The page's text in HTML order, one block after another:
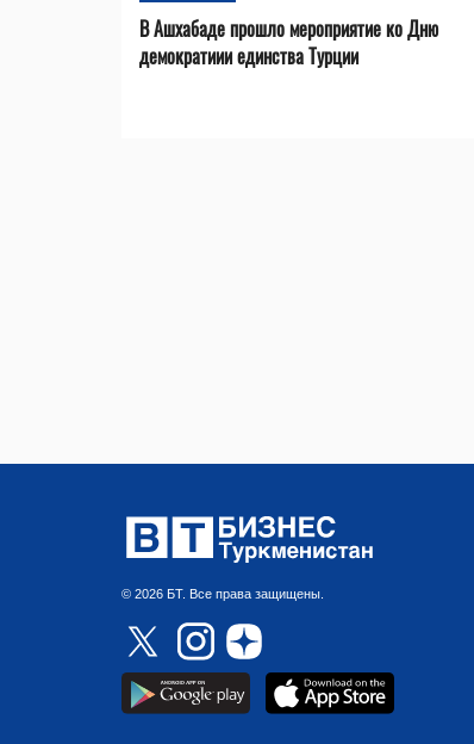
В Ашхабаде прошло мероприятие ко Дню
демократиии единства Турции
© 2026 БТ. Все права защищены.